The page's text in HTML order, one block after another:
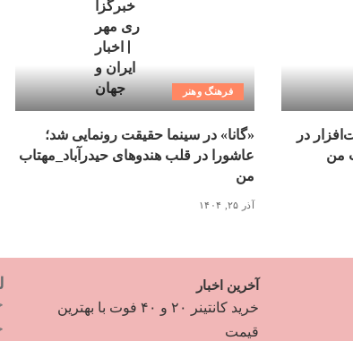
در
فرهنگ وهنر
«گانا» در سینما حقیقت رونمایی شد؛
عاشورا در قلب هندوهای حیدرآباد_مهتاب
من
آذر ۲۵, ۱۴۰۴
آخرین اخبار
خرید کانتینر ۲۰ و ۴۰ فوت با بهترین
قیمت